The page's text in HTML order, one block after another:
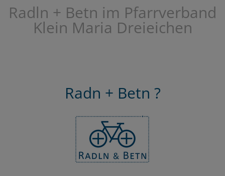
Radln + Betn im Pfarrverband
Klein Maria Dreieichen
Radn + Betn ?